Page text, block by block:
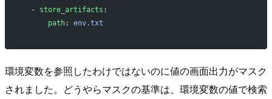
  -
store_artifacts :
      path
: env.txt
環境変数を参照したわけではないのに値の画面出力がマスク
されました。どうやらマスクの基準は、環境変数の値で検索